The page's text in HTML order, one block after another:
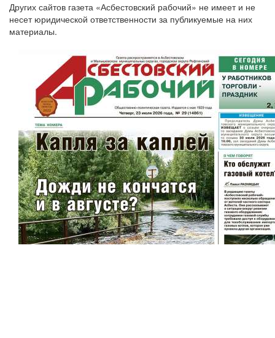
Других сайтов газета «Асбестовский рабочий» не имеет и не
несет юридической ответственности за публикуемые на них
материалы.